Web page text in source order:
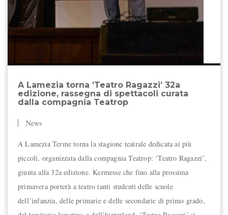
A Lamezia torna ʻTeatro Ragazziʼ 32a
edizione, rassegna di spettacoli curata
dalla compagnia Teatrop
News
A Lamezia Terme torna la stagione teatrale dedicata ai più
piccoli, organizzata dalla compagnia Teatrop: ʻTeatro Ragazziʼ,
giunta alla 32a edizione. Kermesse che fino alla prossima
primavera porterà a teatro tanti studenti delle scuole
dell’infanzia, delle primarie e delle secondarie di primo grado,